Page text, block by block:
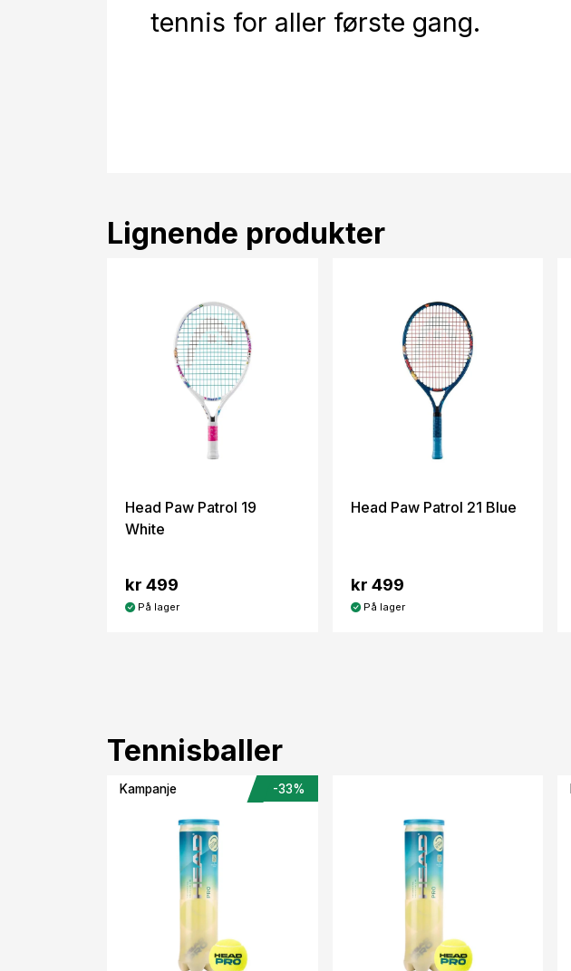
tennis for aller første gang.
Lignende produkter
Head Paw Patrol 19
White
kr 499
På lager
Head Paw Patrol 21 Blue
kr 499
På lager
Tennisballer
Kampanje -33%